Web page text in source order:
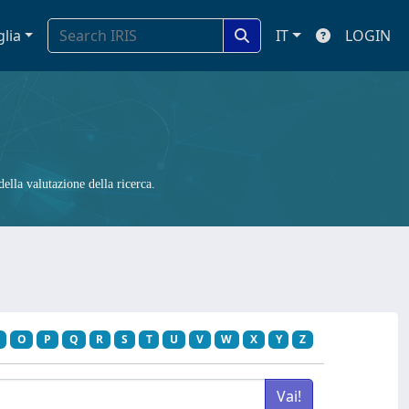
IT LOGIN
valutazione della ricerca.
O P Q R S T U V W X Y Z